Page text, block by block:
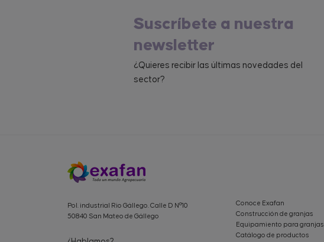
Suscríbete a nuestra
newsletter
¿Quieres recibir las últimas novedades del
sector?
Pol. industrial Rio Gállego. Calle D Nº10
50840 San Mateo de Gállego
Conoce Exafan
Construcción de granjas
Equipamiento para granjas
Catálogo de productos